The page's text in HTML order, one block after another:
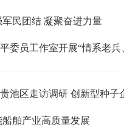
民团结 凝聚奋进力量
委员工作室开展“情系老
池区走访调研 创新型种子
舶产业高质量发展